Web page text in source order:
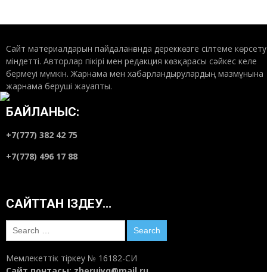
Сайт материалдарын пайдаланғанда дереккөзге сілтеме көрсету
міндетті. Авторлар пікірі мен редакция көзқарасы сәйкес келе
бермеуі мүмкін. Жарнама мен хабарландырулардың мазмұнына
жарнама беруші жауапты.
БАЙЛАНЫС:
+7(777) 382 42 75
+7(778) 496 17 88
САЙТТАН ІЗДЕУ…
Search
for:
Мемлекеттік тіркеу № 16182-СИ